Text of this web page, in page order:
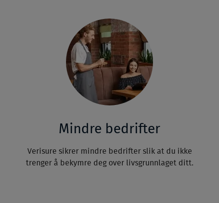
Mindre bedrifter
Verisure sikrer mindre bedrifter slik at du ikke
trenger å bekymre deg over livsgrunnlaget ditt.